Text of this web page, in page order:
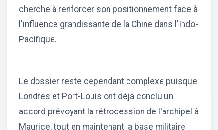
cherche à renforcer son positionnement face à
l'influence grandissante de la Chine dans l'Indo-
Pacifique.
Le dossier reste cependant complexe puisque
Londres et Port-Louis ont déjà conclu un
accord prévoyant la rétrocession de l'archipel à
Maurice, tout en maintenant la base militaire